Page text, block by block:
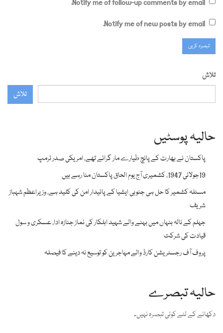
Notify me of follow-up comments by email.
Notify me of new posts by email.
تلاش
تلاش
حالیہ پوسٹیں
پاکستان نے بھارت کے پانچ طیارے مار گرائے تھے، امریکی صدر ٹرمپ
19جولائی 1947، کشمیری آج یوم الحاق پاکستان منا رہے ہیں
مسئلہ کشمیر کا حل ہی جنوبی ایشیا کے پائیدار امن کی کلید ہے، وزیراعظم شہباز
شریف
جہلم کے نالہ بنہاں میں بہنے والے شہید اہلکار کی نماز جنازہ ادا، عسکری و سول
قیادت کی شرکت
پروف آف رجسٹریشن کارڈ والے مہاجرین کو توسیع نہ دینے کا فیصلہ
حالیہ تبصرے
دکھانے کے لئے کوئی تبصرہ نہیں۔